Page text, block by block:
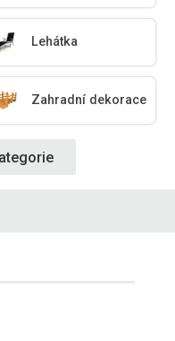
Lehátka
Zahradní dekorace